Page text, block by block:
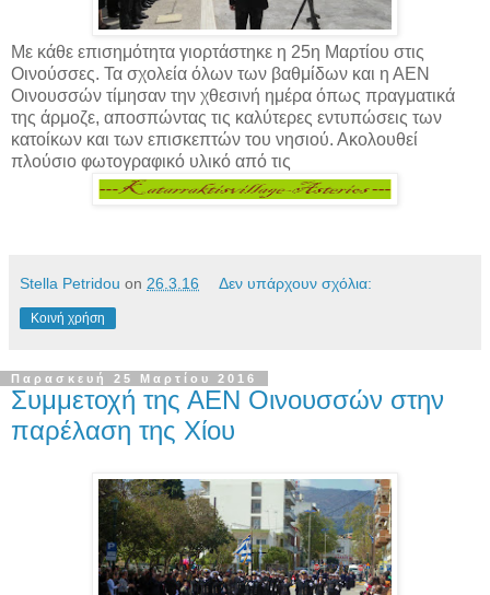
Με κάθε επισημότητα γιορτάστηκε η 25η Μαρτίου στις
Οινούσσες. Τα σχολεία όλων των βαθμίδων και η ΑΕΝ
Οινουσσών τίμησαν την χθεσινή ημέρα όπως πραγματικά
της άρμοζε, αποσπώντας τις καλύτερες εντυπώσεις των
κατοίκων και των επισκεπτών του νησιού. Ακολουθεί
πλούσιο φωτογραφικό υλικό από τις
Stella Petridou on 26.3.16 Δεν υπάρχουν σχόλια:
Κοινή χρήση
Παρασκευή 25 Μαρτίου 2016
Συμμετοχή της ΑΕΝ Οινουσσών στην
παρέλαση της Χίου